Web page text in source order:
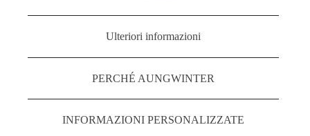
Ulteriori informazioni
PERCHÉ AUNGWINTER
INFORMAZIONI PERSONALIZZATE